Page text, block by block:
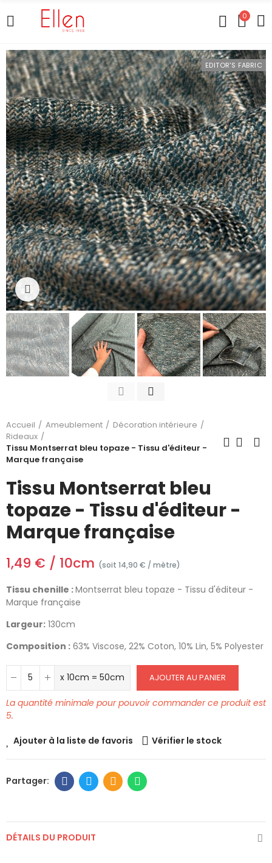
0
EDITOR'S FABRIC
Cliquez pour agrandir
Accueil Ameublement
Décoration intérieure
Rideaux
Tissu Montserrat bleu topaze - Tissu d'éditeur -
Marque française
Tissu Montserrat bleu
topaze - Tissu d'éditeur -
Marque française
1,49 € / 10cm (soit 14,90 € / mètre)
Tissu chenille :Montserrat bleu topaze - Tissu d'éditeur -
Marque française
Largeur: 130cm
Composition : 63% Viscose, 22% Coton, 10% Lin, 5% Polyester
x 10cm = 50cm AJOUTER AU PANIER
La quantité minimale pour pouvoir commander ce produit est
5.
Ajouter à la liste de favoris Vérifier le stock
DÉTAILS DU PRODUIT